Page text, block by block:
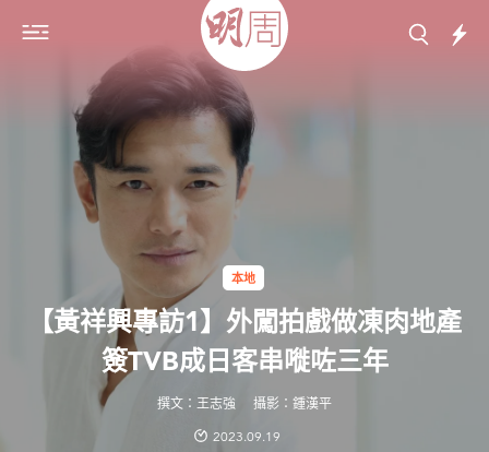
本地
【黃祥興專訪1】外闖拍戲做凍肉地產
簽TVB成日客串嘥咗三年
撰文：王志強
攝影：鍾漢平
2023.09.19